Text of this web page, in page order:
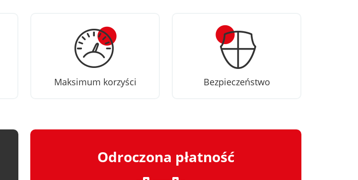
Maksimum korzyści Bezpieczeństwo
Odroczona płatność